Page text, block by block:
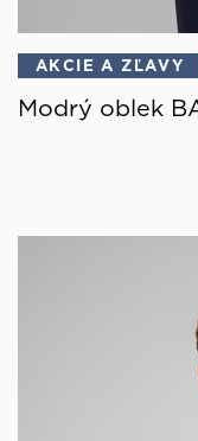
AKCIE A ZĽAVY
Modrý oblek